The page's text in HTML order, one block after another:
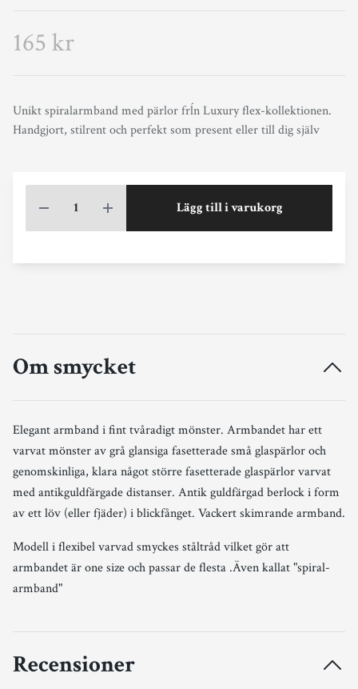
165 kr
Unikt spiralarmband med pärlor frĺn Luxury flex-kollektionen.
Handgjort, stilrent och perfekt som present eller till dig själv
Lägg till i varukorg
Om smycket
Elegant armband i fint tvåradigt mönster. Armbandet har ett
varvat mönster av grå glansiga fasetterade små glaspärlor och
genomskinliga, klara något större fasetterade glaspärlor varvat
med antikguldfärgade distanser. Antik guldfärgad berlock i form
av ett löv (eller fjäder) i blickfånget. Vackert skimrande armband.
Modell i flexibel varvad smyckes ståltråd vilket gör att
armbandet är one size och passar de flesta .Även kallat "spiral-
armband"
Recensioner